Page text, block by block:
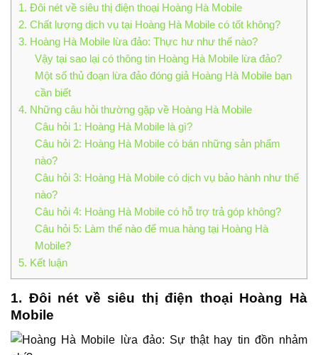
1. Đôi nét về siêu thị điện thoại Hoàng Hà Mobile
2. Chất lượng dịch vụ tại Hoàng Hà Mobile có tốt không?
3. Hoàng Hà Mobile lừa đảo: Thực hư như thế nào?
Vậy tại sao lại có thông tin Hoàng Hà Mobile lừa đảo?
Một số thủ đoạn lừa đảo đóng giả Hoàng Hà Mobile bạn
cần biết
4. Những câu hỏi thường gặp về Hoàng Hà Mobile
Câu hỏi 1: Hoàng Hà Mobile là gì?
Câu hỏi 2: Hoàng Hà Mobile có bán những sản phẩm
nào?
Câu hỏi 3: Hoàng Hà Mobile có dịch vụ bảo hành như thế
nào?
Câu hỏi 4: Hoàng Hà Mobile có hỗ trợ trả góp không?
Câu hỏi 5: Làm thế nào để mua hàng tại Hoàng Hà
Mobile?
5. Kết luận
1. Đôi nét về siêu thị điện thoại Hoàng Hà
Mobile